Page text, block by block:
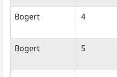
Bogert 4
Bogert 5